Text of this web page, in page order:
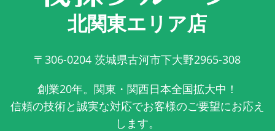
北関東エリア店
〒306-0204 茨城県古河市下大野2965-308
創業20年。関東・関西日本全国拡大中！
信頼の技術と誠実な対応でお客様のご要望にお応え
します。